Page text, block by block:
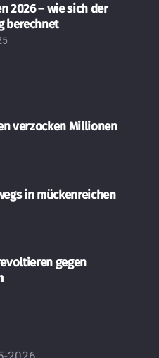
2026 – wie sich der
berechnet
verzocken Millionen
in mückenreichen
gegen